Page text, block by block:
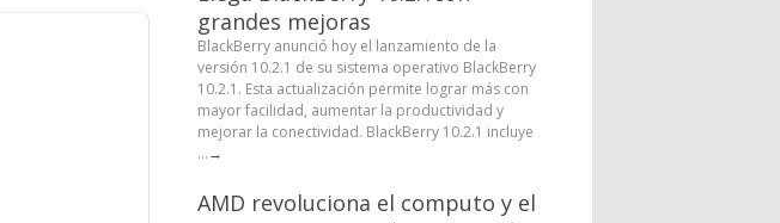
grandes mejoras
BlackBerry anunció hoy el lanzamiento de la
versión 10.2.1 de su sistema operativo BlackBerry
10.2.1. Esta actualización permite lograr más con
mayor facilidad, aumentar la productividad y
mejorar la conectividad. BlackBerry 10.2.1 incluye
...→
AMD revoluciona el computo y el